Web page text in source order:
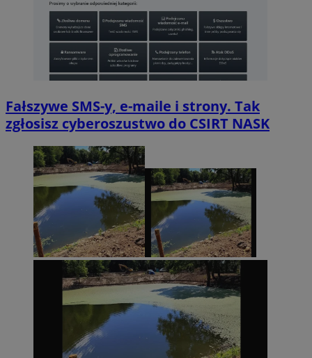
Fałszywe SMS-y, e-maile i strony. Tak
zgłosisz cyberoszustwo do CSIRT NASK